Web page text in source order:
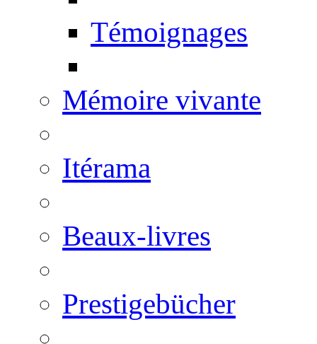
Témoignages
Mémoire vivante
Itérama
Beaux-livres
Prestigebücher